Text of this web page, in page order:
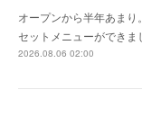
オープンから半年あま
セットメニューができ
2026.08.06 02:00